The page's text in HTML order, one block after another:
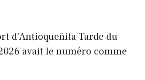
d’Antioqueñita Tarde du
avait le numéro comme